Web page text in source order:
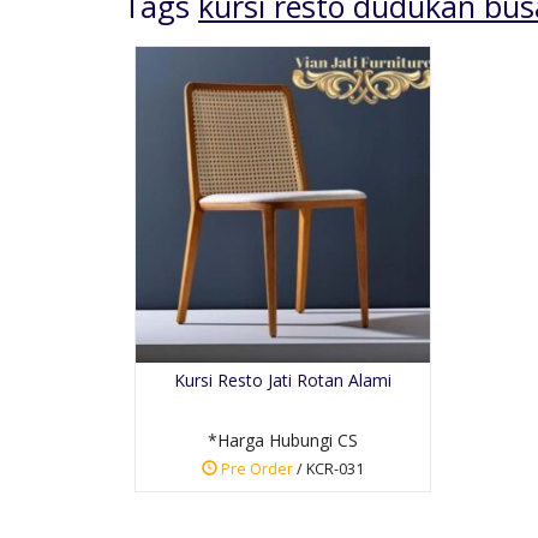
Kursi Resto Jati Rotan Alami
*Harga Hubungi CS
Pre Order/ KCR-031
Lemari Pakaian Pintu
4 Jati
*Harga Hubungi CS
Pre Order